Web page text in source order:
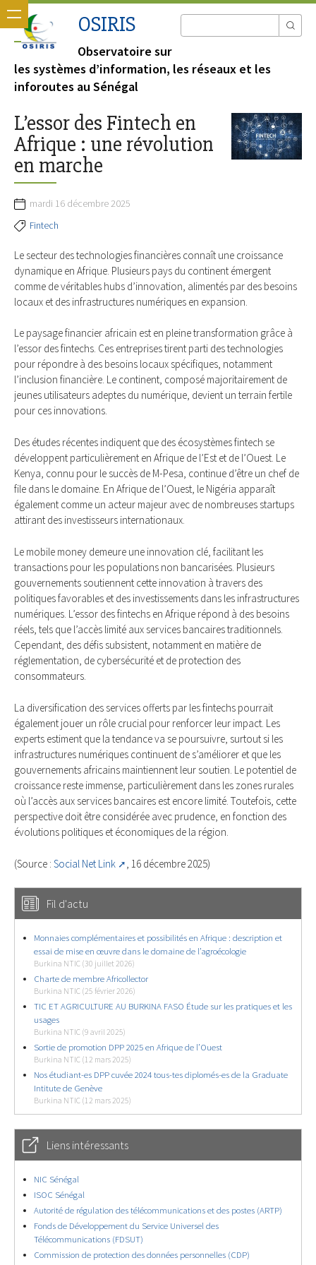
OSIRIS
Observatoire sur
les systèmes d’information, les réseaux et les
inforoutes au Sénégal
L’essor des Fintech en
Afrique : une révolution
en marche
mardi 16 décembre 2025
Fintech
Le secteur des technologies financières connaît une croissance
dynamique en Afrique. Plusieurs pays du continent émergent
comme de véritables hubs d’innovation, alimentés par des besoins
locaux et des infrastructures numériques en expansion.
Le paysage financier africain est en pleine transformation grâce à
l’essor des fintechs. Ces entreprises tirent parti des technologies
pour répondre à des besoins locaux spécifiques, notamment
l’inclusion financière. Le continent, composé majoritairement de
jeunes utilisateurs adeptes du numérique, devient un terrain fertile
pour ces innovations.
Des études récentes indiquent que des écosystèmes fintech se
développent particulièrement en Afrique de l’Est et de l’Ouest. Le
Kenya, connu pour le succès de M-Pesa, continue d’être un chef de
file dans le domaine. En Afrique de l’Ouest, le Nigéria apparaît
également comme un acteur majeur avec de nombreuses startups
attirant des investisseurs internationaux.
Le mobile money demeure une innovation clé, facilitant les
transactions pour les populations non bancarisées. Plusieurs
gouvernements soutiennent cette innovation à travers des
politiques favorables et des investissements dans les infrastructures
numériques. L’essor des fintechs en Afrique répond à des besoins
réels, tels que l’accès limité aux services bancaires traditionnels.
Cependant, des défis subsistent, notamment en matière de
réglementation, de cybersécurité et de protection des
consommateurs.
La diversification des services offerts par les fintechs pourrait
également jouer un rôle crucial pour renforcer leur impact. Les
experts estiment que la tendance va se poursuivre, surtout si les
infrastructures numériques continuent de s’améliorer et que les
gouvernements africains maintiennent leur soutien. Le potentiel de
croissance reste immense, particulièrement dans les zones rurales
où l’accès aux services bancaires est encore limité. Toutefois, cette
perspective doit être considérée avec prudence, en fonction des
évolutions politiques et économiques de la région.
(Source : Social Net Link , 16 décembre 2025)
Fil d'actu
Monnaies complémentaires et possibilités en Afrique : description et
essai de mise en œuvre dans le domaine de l’agroécologie
Burkina NTIC (30 juillet 2026)
Charte de membre Africollector
Burkina NTIC (25 février 2026)
TIC ET AGRICULTURE AU BURKINA FASO Étude sur les pratiques et les
usages
Burkina NTIC (9 avril 2025)
Sortie de promotion DPP 2025 en Afrique de l’Ouest
Burkina NTIC (12 mars 2025)
Nos étudiant-es DPP cuvée 2024 tous-tes diplomés-es de la Graduate
Intitute de Genève
Burkina NTIC (12 mars 2025)
Liens intéressants
NIC Sénégal
ISOC Sénégal
Autorité de régulation des télécommunications et des postes (ARTP)
Fonds de Développement du Service Universel des
Télécommunications (FDSUT)
Commission de protection des données personnelles (CDP)